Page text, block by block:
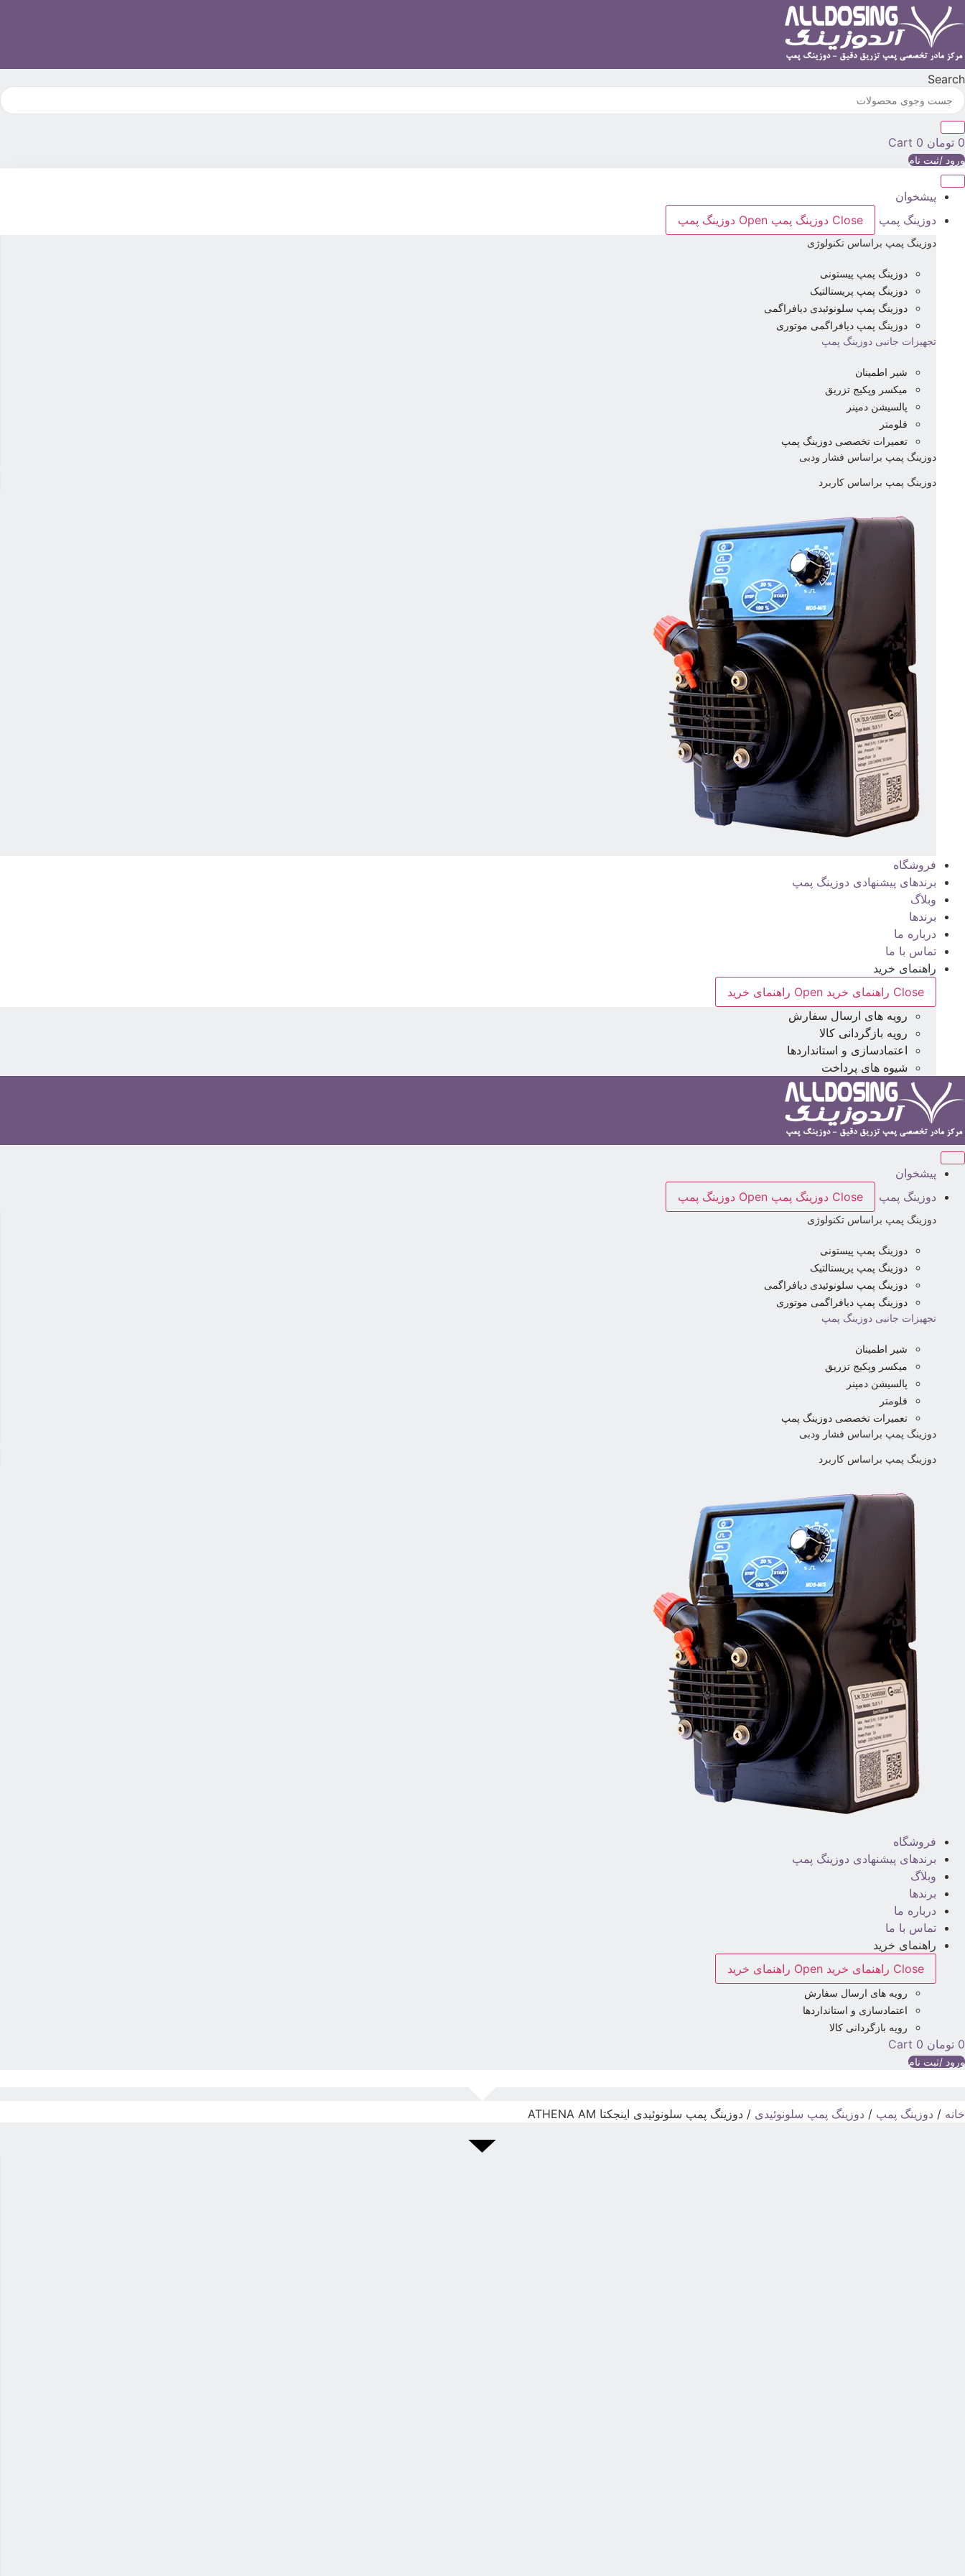
پرش
به
Search
0 تومان 0
Cart
ورود /ثبت نام
پیشخوان
دوزینگ پمپ
Close دوزینگ پمپ Open دوزینگ پمپ
دوزینگ پمپ براساس تکنولوژی
دوزینگ پمپ پیستونی
دوزینگ پمپ پریستالتیک
دوزینگ پمپ سلونوئیدی دیافراگمی
دوزینگ پمپ دیافراگمی موتوری
تجهیزات جانبی دوزینگ پمپ
شیر اطمینان
میکسر وپکیج تزریق
پالسیشن دمپنر
فلومتر
تعمیرات تخصصی دوزینگ پمپ
دوزینگ پمپ براساس فشار ودبی
دوزینگ پمپ براساس کاربرد
فروشگاه
برندهای پیشنهادی دوزینگ پمپ
وبلاگ
برندها
درباره ما
تماس با ما
راهنمای خرید
Close راهنمای خرید
Open راهنمای خرید
رویه های ارسال سفارش
رویه بازگردانی کالا
اعتمادسازی و استانداردها
شیوه های پرداخت
پیشخوان
دوزینگ پمپ
Close دوزینگ پمپ Open دوزینگ پمپ
دوزینگ پمپ براساس تکنولوژی
دوزینگ پمپ پیستونی
دوزینگ پمپ پریستالتیک
دوزینگ پمپ سلونوئیدی دیافراگمی
دوزینگ پمپ دیافراگمی موتوری
تجهیزات جانبی دوزینگ پمپ
شیر اطمینان
میکسر وپکیج تزریق
پالسیشن دمپنر
فلومتر
تعمیرات تخصصی دوزینگ پمپ
دوزینگ پمپ براساس فشار ودبی
دوزینگ پمپ براساس کاربرد
فروشگاه
برندهای پیشنهادی دوزینگ پمپ
وبلاگ
برندها
درباره ما
تماس با ما
راهنمای خرید
Close راهنمای خرید
Open راهنمای خرید
رویه های ارسال سفارش
اعتمادسازی و استانداردها
رویه بازگردانی کالا
0 تومان 0
Cart
ورود /ثبت نام
خانه / دوزینگ پمپ / دوزینگ پمپ سلونوئیدی / دوزینگ پمپ سلونوئیدی اینجکتا ATHENA AM